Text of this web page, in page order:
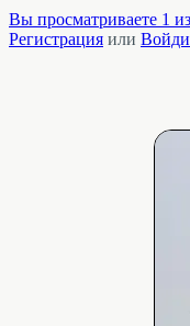
Вы просматриваете 1
Регистрация или